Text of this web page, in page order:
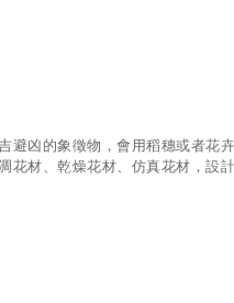
凶的象徵物，會用稻穗或者花卉
花材、乾燥花材、仿真花材，